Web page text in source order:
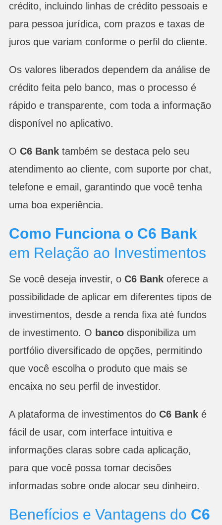
crédito, incluindo linhas de crédito pessoais e
para pessoa jurídica, com prazos e taxas de
juros que variam conforme o perfil do cliente.
Os valores liberados dependem da análise de
crédito feita pelo banco, mas o processo é
rápido e transparente, com toda a informação
disponível no aplicativo.
O C6 Banktambém se destaca pelo seu
atendimento ao cliente, com suporte por chat,
telefone e email, garantindo que você tenha
uma boa experiência.
Como Funciona o C6 Bank
em Relação ao Investimentos
Se você deseja investir, o C6 Bankoferece a
possibilidade de aplicar em diferentes tipos de
investimentos, desde a renda fixa até fundos
de investimento. O bancodisponibiliza um
portfólio diversificado de opções, permitindo
que você escolha o produto que mais se
encaixa no seu perfil de investidor.
A plataforma de investimentos do C6 Banké
fácil de usar, com interface intuitiva e
informações claras sobre cada aplicação,
para que você possa tomar decisões
informadas sobre onde alocar seu dinheiro.
Benefícios e Vantagens do C6